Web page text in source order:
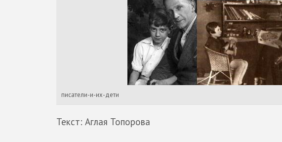
писатели-и-их-дети
Текст: Аглая Топорова